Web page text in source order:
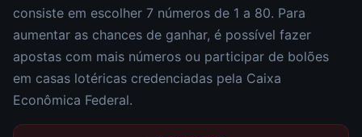
consiste em escolher 7 números de 1 a 80. Para
aumentar as chances de ganhar, é possível fazer
apostas com mais números ou participar de bolões
em casas lotéricas credenciadas pela Caixa
Econômica Federal.